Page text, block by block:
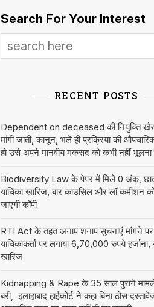
Search For Your Interest
RECENT POSTS
Dependent on deceased की नियुक्ति
मांगी जाती, कानून, भले ही प्रक्रिया की
हो उसे अपने मानवीय मकसद को कभी नहीं भूलना
Biodiversity Law के पेपर में मिले 0 अंक,
याचिका खारिज, बार काउंसिल और लॉ कमीशन
जाएगी कॉपी
RTI Act के तहत अनाप शनाप सूचनाएं मांगने पर
याचिकाकर्ता पर लगाया 6,70,000 रुपये हर्जाना,
खारिज
Kidnapping & Rape के 35 साल पुराने
बरी, इलाहाबाद हाईकोर्ट ने कहा बिना ठोस